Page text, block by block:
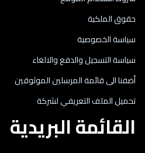
حقوق الملكية
سياسة الخصوصية
سياسة التسجيل والدفع والالغاء
أضفنا الى قائمة المرسلين الموثوقين
تحميل الملف التعريفي لشركة
القائمة البريدية